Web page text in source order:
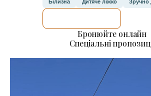
Білизна Дитяче ліжко Зручно
Бронюйте онлайн
Спеціальні